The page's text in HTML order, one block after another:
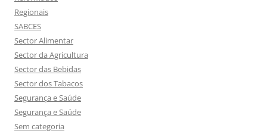
Regionais
SABCES
Sector Alimentar
Sector da Agricultura
Sector das Bebidas
Sector dos Tabacos
Segurança e Saúde
Segurança e Saúde
Sem categoria